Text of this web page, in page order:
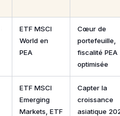
ETF MSCI
World en
PEA
Cœur de
portefeuille,
fiscalité PEA
optimisée
ETF MSCI
Emerging
Markets, ETF
Capter la
croissance
asiatique